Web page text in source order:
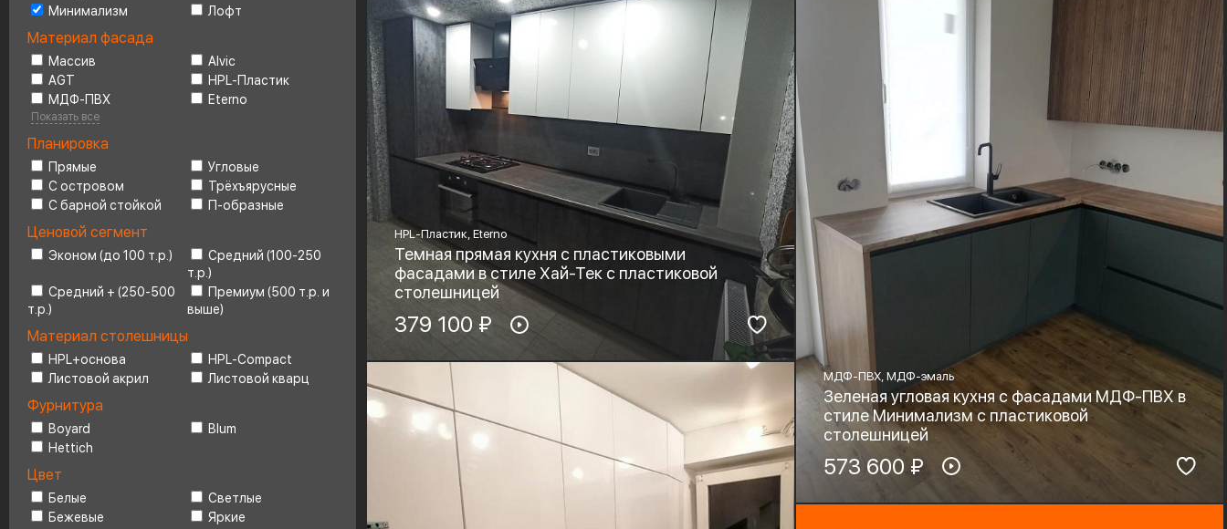
Материал фасада 8
Планировка
Ценовой сегмент 4
СПРАВОЧНЫЙ РАЗДЕЛ
ПАРТНЕРЫ
Минимализм
Лофт
Материал фасада
Массив
Alvic
AGT
HPL-Пластик
МДФ-ПВХ
Eterno
Показать все
Планировка
Прямые
Угловые
С островом
Трёхъярусные
С барной стойкой
П-образные
Ценовой сегмент
Эконом (до 100 т.р.)
Средний (100-250
т.р.)
Средний + (250-500
т.р.)
Премиум (500 т.р. и
выше)
Материал столешницы
HPL+основа
HPL-Compact
Листовой акрил
Листовой кварц
Фурнитура
Boyard
Blum
Hettich
Цвет
Белые
Светлые
Бежевые
Яркие
HPL-Пластик, Eterno
Темная прямая кухня с пластиковыми
фасадами в стиле Хай-Тек с пластиковой
столешницей
Материал фасадов:
HPL-Пластик, Eterno
Материал столешницы:
HPL+основа
Фурнитура:
Хай-тек, Минимализм
379 100 ₽
МДФ-ПВХ, МДФ-эмаль
Зеленая угловая кухня с фасадами МДФ-ПВХ в
стиле Минимализм с пластиковой
столешницей
Материал фасадов:
МДФ-ПВХ, МДФ-эмаль
Материал столешницы:
HPL+основа
573 600 ₽